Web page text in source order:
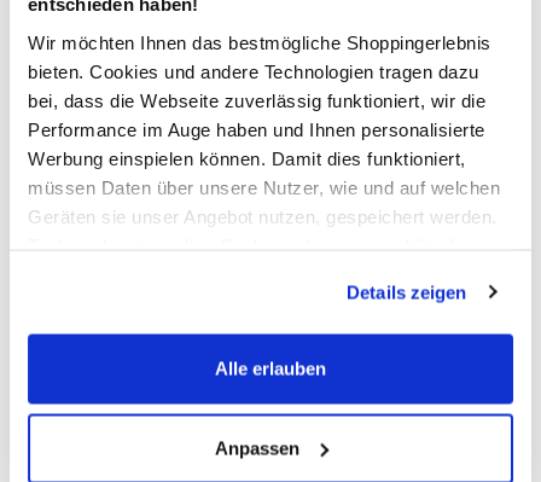
Wir möchten Ihnen das bestmögliche Shoppingerlebnis
bieten. Cookies und andere Technologien tragen dazu
bei, dass die Webseite zuverlässig funktioniert, wir die
Performance im Auge haben und Ihnen personalisierte
Werbung einspielen können. Damit dies funktioniert,
müssen Daten über unsere Nutzer, wie und auf welchen
Geräten sie unser Angebot nutzen, gespeichert werden.
werden, werden bei der Nutzung der Webseite auf jeden
Fall gesetzt. Cookies von Drittanbietern für Analyse- oder
Trackingzwecke werden nur dann aktiviert, wenn Sie das
erlauben" bzw. "Alle erlauben" klicken. Mehr dazu
(einschließlich der Möglichkeit, die Einwilligungserklärung
zu ändern oder zu widerrufen) erfahren Sie in unserem
Details zeigen
Alle erlauben
Anpassen
In den Warenkorb
Schneller DHL Versand: in 1–3 Werktagen
Kostenfreie Rücksendung innerhalb 14 Tage
Kostenlose Filiallieferung in Ihre Wunschfiliale
Herren Sport Shorts BETTER SPORTSWEAR 10''
mit breitem Gummizug und integrierter Kordel